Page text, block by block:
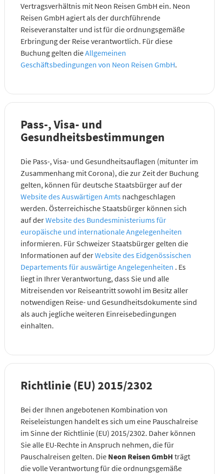
Vertragsverhältnis mit Neon Reisen GmbH ein. Neon
Reisen GmbH agiert als der durchführende
Reiseveranstalter und ist für die ordnungsgemäße
Erbringung der Reise verantwortlich. Für diese
Buchung gelten dieAllgemeinen
Geschäftsbedingungen von Neon Reisen GmbH.
Pass-, Visa- und
Gesundheitsbestimmungen
Die Pass-, Visa- und Gesundheitsauflagen (mitunter im
Zusammenhang mit Corona), die zur Zeit der Buchung
gelten, können für deutsche Staatsbürger auf der
Website des Auswärtigen Amtsnachgeschlagen
werden. Österreichische Staatsbürger können sich
auf derWebsite des Bundesministeriums für
europäische und internationale Angelegenheiten
informieren. Für Schweizer Staatsbürger gelten die
Informationen auf derWebsite des Eidgenössischen
Departements für auswärtige Angelegenheiten . Es
liegt in Ihrer Verantwortung, dass Sie und alle
Mitreisenden vor Reiseantritt sowohl im Besitz aller
notwendigen Reise- und Gesundheitsdokumente sind
als auch jegliche weiteren Einreisebedingungen
einhalten.
Richtlinie (EU) 2015/2302
Bei der Ihnen angebotenen Kombination von
Reiseleistungen handelt es sich um eine Pauschalreise
im Sinne der Richtlinie (EU) 2015/2302. Daher können
Sie alle EU-Rechte in Anspruch nehmen, die für
Pauschalreisen gelten. Die Neon Reisen GmbH trägt
die volle Verantwortung für die ordnungsgemäße